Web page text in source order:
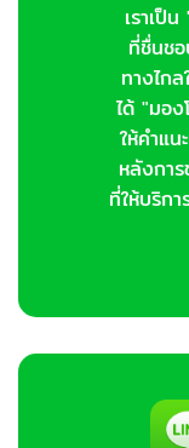
เราเป็
ที่ชื่นช
ทางไก
ได้ "มอง
ให้คำแน
หลังกา
ที่ให้บริก